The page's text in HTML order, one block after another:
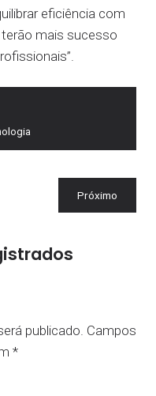
eficiência com
mais sucesso
Próximo
publicado. Campos
*